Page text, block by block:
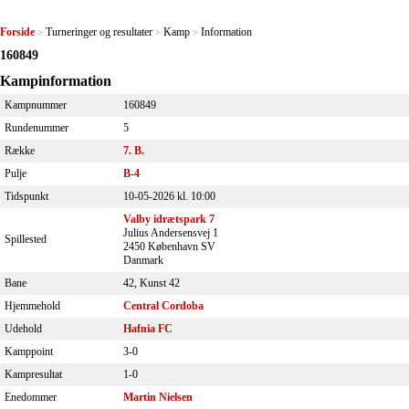
Forside > Turneringer og resultater > Kamp > Information
160849
Kampinformation
Kampnummer
160849
Rundenummer
5
Række
7. B.
Pulje
B-4
Tidspunkt
10-05-2026 kl. 10:00
Spillested
Valby idrætspark 7
Julius Andersensvej 1
2450 København SV
Danmark
Bane
42, Kunst 42
Hjemmehold
Central Cordoba
Udehold
Hafnia FC
Kamppoint
3-0
Kampresultat
1-0
Enedommer
Martin Nielsen